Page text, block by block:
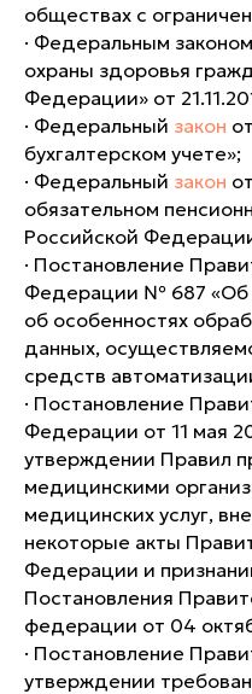
обществах с
· Федеральным
охраны здоровья
Федерации» от
· Федеральный закон
бухгалтерском учете»;
· Федеральный закон
обязательном
Российской
· Постановление
Федерации № 687 «Об
об особенностях
данных,
средств
· Постановление
Федерации от 11 мая
утверждении Правил
медицинскими
медицинских услуг,
некоторые акты
Федерации и
Постановления
федерации от 04
· Постановление
утверждении